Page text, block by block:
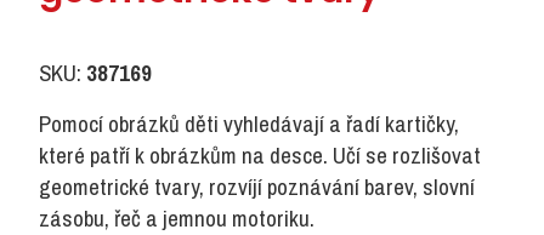
SKU: 387169
Pomocí obrázků děti vyhledávají a řadí kartičky,
které patří k obrázkům na desce. Učí se rozlišovat
geometrické tvary, rozvíjí poznávání barev, slovní
zásobu, řeč a jemnou motoriku.